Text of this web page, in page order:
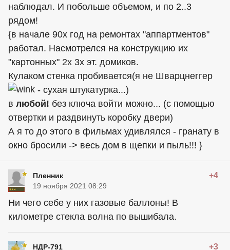
наблюдал. И побольше объемом, и по 2..3
рядом!
{в начале 90х год на ремонтах "аппартментов"
работал. Насмотрелся на конструкцию их
"картонных" 2х 3х эт. домиков.
Кулаком стенка пробивается(я не Шварцнеггер
- сухая штукатурка...)
в любой! без ключа войти можно... (с помощью
отвертки и раздвинуть коробку двери)
А я то до этого в фильмах удивлялся - гранату в
окно бросили -> весь дом в щепки и пыль!!! }
Пленник +4
19 ноября 2021 08:29
Ни чего себе у них газовые баллоны! В
километре стекла волна по вышибала.
НДР-791 +3